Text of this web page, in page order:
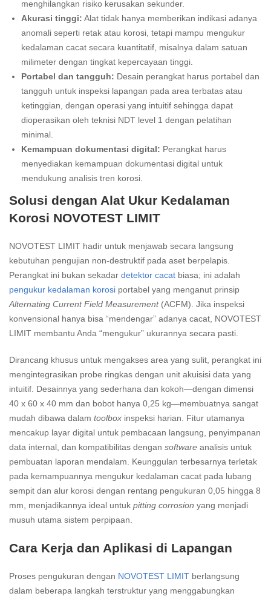
menghilangkan risiko kerusakan sekunder.
Akurasi tinggi: Alat tidak hanya memberikan indikasi adanya
anomali seperti retak atau korosi, tetapi mampu mengukur
kedalaman cacat secara kuantitatif, misalnya dalam satuan
milimeter dengan tingkat kepercayaan tinggi.
Portabel dan tangguh: Desain perangkat harus portabel dan
tangguh untuk inspeksi lapangan pada area terbatas atau
ketinggian, dengan operasi yang intuitif sehingga dapat
dioperasikan oleh teknisi NDT level 1 dengan pelatihan
minimal.
Kemampuan dokumentasi digital: Perangkat harus
menyediakan kemampuan dokumentasi digital untuk
mendukung analisis tren korosi.
Solusi dengan Alat Ukur Kedalaman
Korosi NOVOTEST LIMIT
NOVOTEST LIMIT hadir untuk menjawab secara langsung
kebutuhan pengujian non-destruktif pada aset berpelapis.
Perangkat ini bukan sekadar detektor cacat biasa; ini adalah
pengukur kedalaman korosi portabel yang menganut prinsip
Alternating Current Field Measurement(ACFM). Jika inspeksi
konvensional hanya bisa “mendengar” adanya cacat, NOVOTEST
LIMIT membantu Anda “mengukur” ukurannya secara pasti.
Dirancang khusus untuk mengakses area yang sulit, perangkat ini
mengintegrasikan probe ringkas dengan unit akuisisi data yang
intuitif. Desainnya yang sederhana dan kokoh—dengan dimensi
40 x 60 x 40 mm dan bobot hanya 0,25 kg—membuatnya sangat
mudah dibawa dalam toolbox inspeksi harian. Fitur utamanya
mencakup layar digital untuk pembacaan langsung, penyimpanan
data internal, dan kompatibilitas dengan software analisis untuk
pembuatan laporan mendalam. Keunggulan terbesarnya terletak
pada kemampuannya mengukur kedalaman cacat pada lubang
sempit dan alur korosi dengan rentang pengukuran 0,05 hingga 8
mm, menjadikannya ideal untuk pitting corrosion yang menjadi
musuh utama sistem perpipaan.
Cara Kerja dan Aplikasi di Lapangan
Proses pengukuran dengan NOVOTEST LIMIT berlangsung
dalam beberapa langkah terstruktur yang menggabungkan